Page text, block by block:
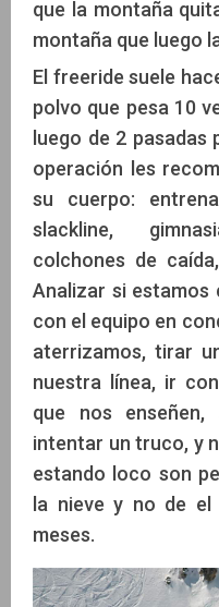
que la montaña
montaña que luego
El freeride suele
polvo que pesa 10
luego de 2
operación les
su cuerpo:
slackline,
colchones de
Analizar si estamos
con el equipo en
aterrizamos, tirar
nuestra línea, ir
que nos
intentar un truco, y
estando loco son
la nieve y no de
meses.